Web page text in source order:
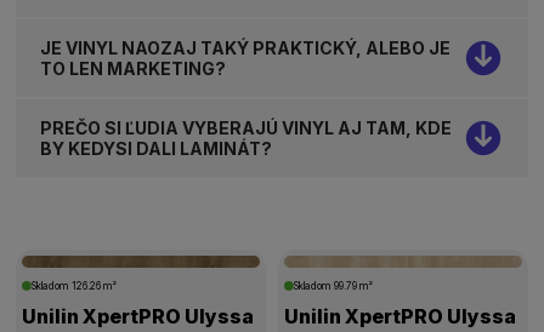
JE VINYL NAOZAJ TAKÝ PRAKTICKÝ, ALEBO JE
TO LEN MARKETING?
PREČO SI ĽUDIA VYBERAJÚ VINYL AJ TAM, KDE
BY KEDYSI DALI LAMINÁT?
Skladom126.26 m²
Unilin XpertPRO Ulyssa
Skladom 99.79 m²
Unilin XpertPRO Ulyssa